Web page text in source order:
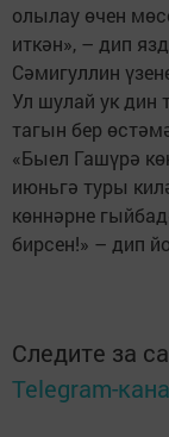
олылау өчен
иткән», – дип
Сәмигуллин
Ул шулай ук дин
тагын бер
«Быел Гашүрә
июньгә туры
көннәрне
бирсен!» – дип
Следите за
Telegram-